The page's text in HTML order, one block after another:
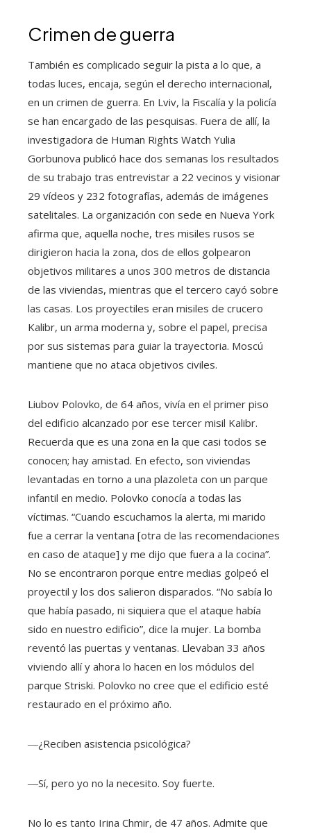
Crimen de guerra
También es complicado seguir la pista a lo que, a
todas luces, encaja, según el derecho internacional,
en un crimen de guerra. En Lviv, la Fiscalía y la policía
se han encargado de las pesquisas. Fuera de allí, la
investigadora de Human Rights Watch Yulia
Gorbunova publicó hace dos semanas los resultados
de su trabajo tras entrevistar a 22 vecinos y visionar
29 vídeos y 232 fotografías, además de imágenes
satelitales. La organización con sede en Nueva York
afirma que, aquella noche, tres misiles rusos se
dirigieron hacia la zona, dos de ellos golpearon
objetivos militares a unos 300 metros de distancia
de las viviendas, mientras que el tercero cayó sobre
las casas. Los proyectiles eran misiles de crucero
Kalibr, un arma moderna y, sobre el papel, precisa
por sus sistemas para guiar la trayectoria. Moscú
mantiene que no ataca objetivos civiles.
Liubov Polovko, de 64 años, vivía en el primer piso
del edificio alcanzado por ese tercer misil Kalibr.
Recuerda que es una zona en la que casi todos se
conocen; hay amistad. En efecto, son viviendas
levantadas en torno a una plazoleta con un parque
infantil en medio. Polovko conocía a todas las
víctimas. “Cuando escuchamos la alerta, mi marido
fue a cerrar la ventana [otra de las recomendaciones
en caso de ataque] y me dijo que fuera a la cocina”.
No se encontraron porque entre medias golpeó el
proyectil y los dos salieron disparados. “No sabía lo
que había pasado, ni siquiera que el ataque había
sido en nuestro edificio”, dice la mujer. La bomba
reventó las puertas y ventanas. Llevaban 33 años
viviendo allí y ahora lo hacen en los módulos del
parque Striski. Polovko no cree que el edificio esté
restaurado en el próximo año.
―¿Reciben asistencia psicológica?
―Sí, pero yo no la necesito. Soy fuerte.
No lo es tanto Irina Chmir, de 47 años. Admite que